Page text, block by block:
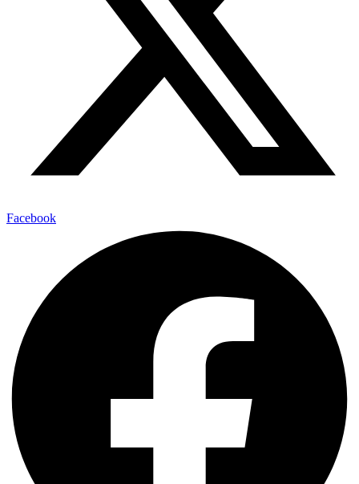
Facebook